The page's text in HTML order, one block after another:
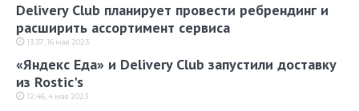
Delivery Club планирует провести ребрендинг и
расширить ассортимент сервиса
13:37, 16 мая 2023
«Яндекс Еда» и Delivery Club запустили доставку
из Rostic's
12:46, 4 мая 2023